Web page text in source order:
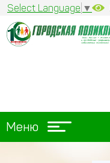
Select Language ▼
Меню